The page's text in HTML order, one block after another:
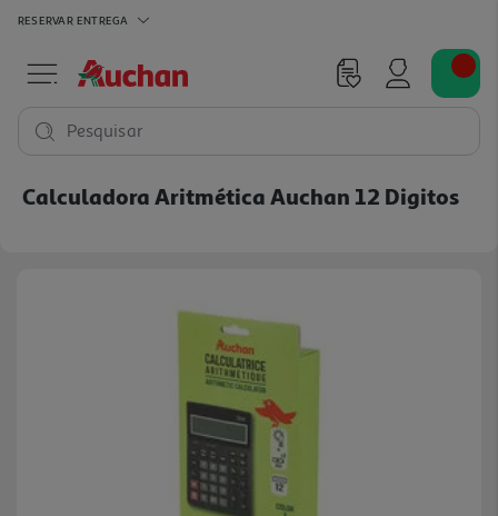
RESERVAR ENTREGA
Pesquisar
Calculadora Aritmética Auchan 12 Digitos